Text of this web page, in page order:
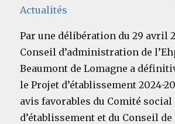
Actualités
Par une délibération du 29 avril
Conseil d’administration de
Beaumont de Lomagne a
le Projet d’établissement 2024-
avis favorables du Comité social
d’établissement et du Conseil